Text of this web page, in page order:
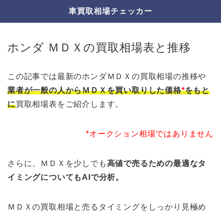
車買取相場チェッカー
ホンダ ＭＤＸの買取相場表と推移
この記事では最新のホンダＭＤＸの買取相場の推移や
業者が一般の人からＭＤＸを買い取りした価格*をもと
に買取相場表をご紹介します。
*オークション相場ではありません
さらに、ＭＤＸを少しでも高値で売るための最適なタ
イミングについてもAIで分析。
ＭＤＸの買取相場と売るタイミングをしっかり見極め